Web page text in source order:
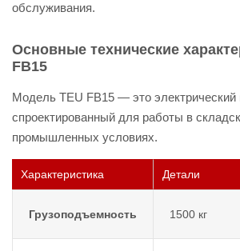
обслуживания.
Основные технические
FB15
Модель TEU FB15 — это электрический
спроектированный для работы в
промышленных условиях.
Характеристика Детали
Грузоподъемность 1500 кг